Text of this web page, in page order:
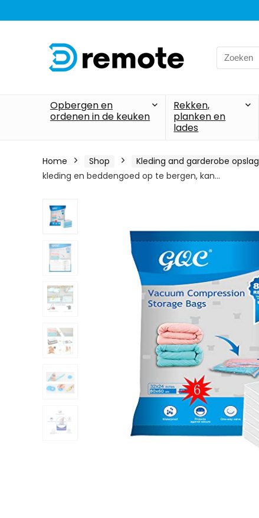
Search
for:
Opbergen en
ordenen in de keuken
Rekken,
planken en
lades
Home Shop Kleding and garderobe opslag
kleding en beddengoed op te bergen, kan…